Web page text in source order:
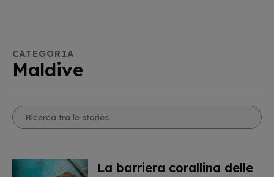
CATEGORIA
Maldive
La barriera corallina delle